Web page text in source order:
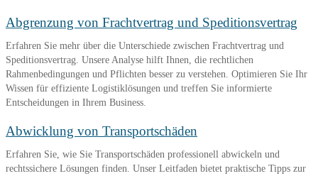
Abgrenzung von Frachtvertrag und Speditionsvertrag
Erfahren Sie mehr über die Unterschiede zwischen Frachtvertrag und
Speditionsvertrag. Unsere Analyse hilft Ihnen, die rechtlichen
Rahmenbedingungen und Pflichten besser zu verstehen. Optimieren Sie Ihr
Wissen für effiziente Logistiklösungen und treffen Sie informierte
Entscheidungen in Ihrem Business.
Abwicklung von Transportschäden
Erfahren Sie, wie Sie Transportschäden professionell abwickeln und
rechtssichere Lösungen finden. Unser Leitfaden bietet praktische Tipps zur